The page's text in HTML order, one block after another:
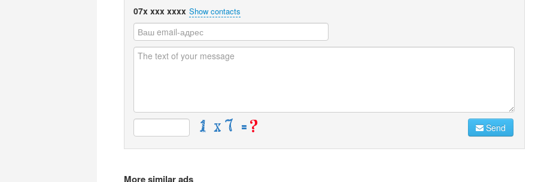
07x xxx xxxx Show contacts
Send
More similar ads